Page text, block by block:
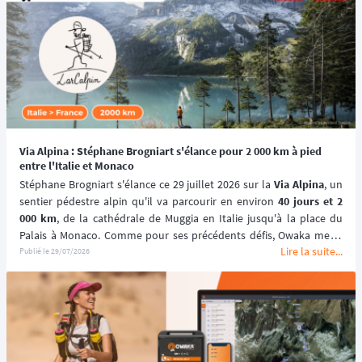
Via Alpina : Stéphane Brogniart s'élance pour 2 000 km à pied
entre l'Italie et Monaco
Stéphane Brogniart s'élance ce 29 juillet 2026 sur la Via Alpina, un
sentier pédestre alpin qu'il va parcourir en environ 40 jours et 2
000 km, de la cathédrale de Muggia en Italie jusqu'à la place du
Palais à Monaco. Comme pour ses précédents défis, Owaka met à
sa disposition une
pour suivre cette traversée en direct.
🏔️
Publié le29/07/2026 Lire la suite...